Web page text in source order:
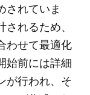
されていま
れるため、
わせて最適化
始前には詳細
が行われ、そ